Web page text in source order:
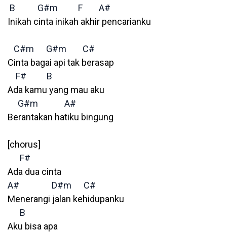
B
G#m F
A#
Inikah cinta inikah akhir pencarianku
C#m G#m
C#
Cinta bagai api tak berasap
F#
B
Ada kamu yang mau aku
G#m
A#
Berantakan hatiku bingung
[chorus]
F#
Ada dua cinta
A#
D#m
C#
Menerangi jalan kehidupanku
B
Aku bisa apa